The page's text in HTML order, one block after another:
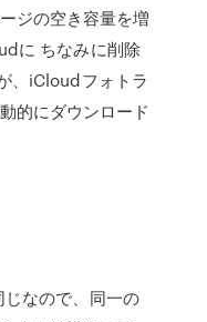
ジの空き容量を増
に ちなみに削除
、iCloudフォトラ
的にダウンロード
なので、同一の